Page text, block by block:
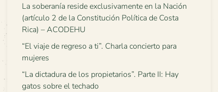
La soberanía reside exclusivamente en la Nación
(artículo 2 de la Constitución Política de Costa
Rica) – ACODEHU
“El viaje de regreso a ti”. Charla concierto para
mujeres
“La dictadura de los propietarios”. Parte II: Hay
gatos sobre el techado